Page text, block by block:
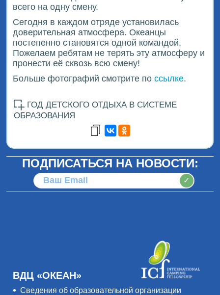
всего на одну смену.
Сегодня в каждом отряде установилась
доверительная атмосфера. Океанцы
постепенно становятся одной командой.
Пожелаем ребятам не терять эту атмосферу и
пронести её сквозь всю смену!
Больше фотографий смотрите поссылке.
ГОД ДЕТСКОГО ОТДЫХА В СИСТЕМЕ
ОБРАЗОВАНИЯ
ПОДПИСАТЬСЯ НА НОВОСТИ:
✓
ВДЦ «ОКЕАН»
Сведения об образовательной организации